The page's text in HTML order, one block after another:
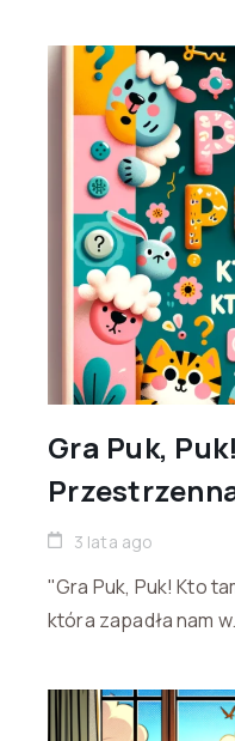
Gra Puk,
3 lata ago
"Gra Puk, Puk! Kto
która zapadła nam